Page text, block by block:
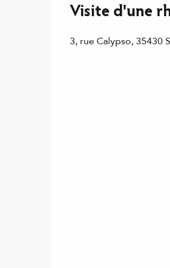
Visite d'une
3, rue Calypso, 35430